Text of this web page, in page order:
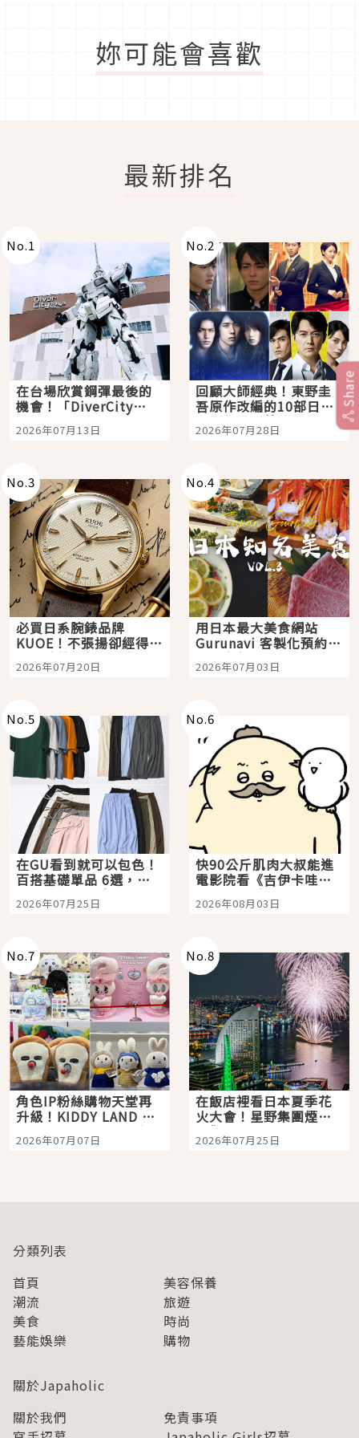
妳可能會喜歡
最新排名
No.1
在台場欣賞鋼彈最後的
機會！「DiverCity
Tokyo Plaza」搭船、
購物、美食及夜景，一
2026年07月13日
No.2
回顧大師經典！東野圭
吾原作改編的10部日本
影視作品推薦
2026年07月28日
No.3
必買日系腕錶品牌
KUOE！不張揚卻經得起
時間洗鍊的經典之作五
選
2026年07月20日
No.4
用日本最大美食網站
Gurunavi 客製化預約九
大都市餐廳，打造專屬
美食體驗！
2026年07月03日
No.5
在GU看到就可以包色！
百搭基礎單品 6選，閉
眼全收也不心疼
2026年07月25日
No.6
快90公斤肌肉大叔能進
電影院看《吉伊卡哇》
嗎？日本重金屬樂團
「打首」會長與nagano
2026年08月03日
No.7
角色IP粉絲購物天堂再
升級！KIDDY LAND 原
宿店吉伊卡哇迎客，新
開幕 OMOKADO 店3分
2026年07月07日
No.8
在飯店裡看日本夏季花
火大會！星野集團煙火
景觀飯店6選，讓你不用
人擠人悠閒欣賞
2026年07月25日
Share
分類列表
首頁
美容保養
潮流
旅遊
美食
時尚
藝能娛樂
購物
關於Japaholic
關於我們
免責事項